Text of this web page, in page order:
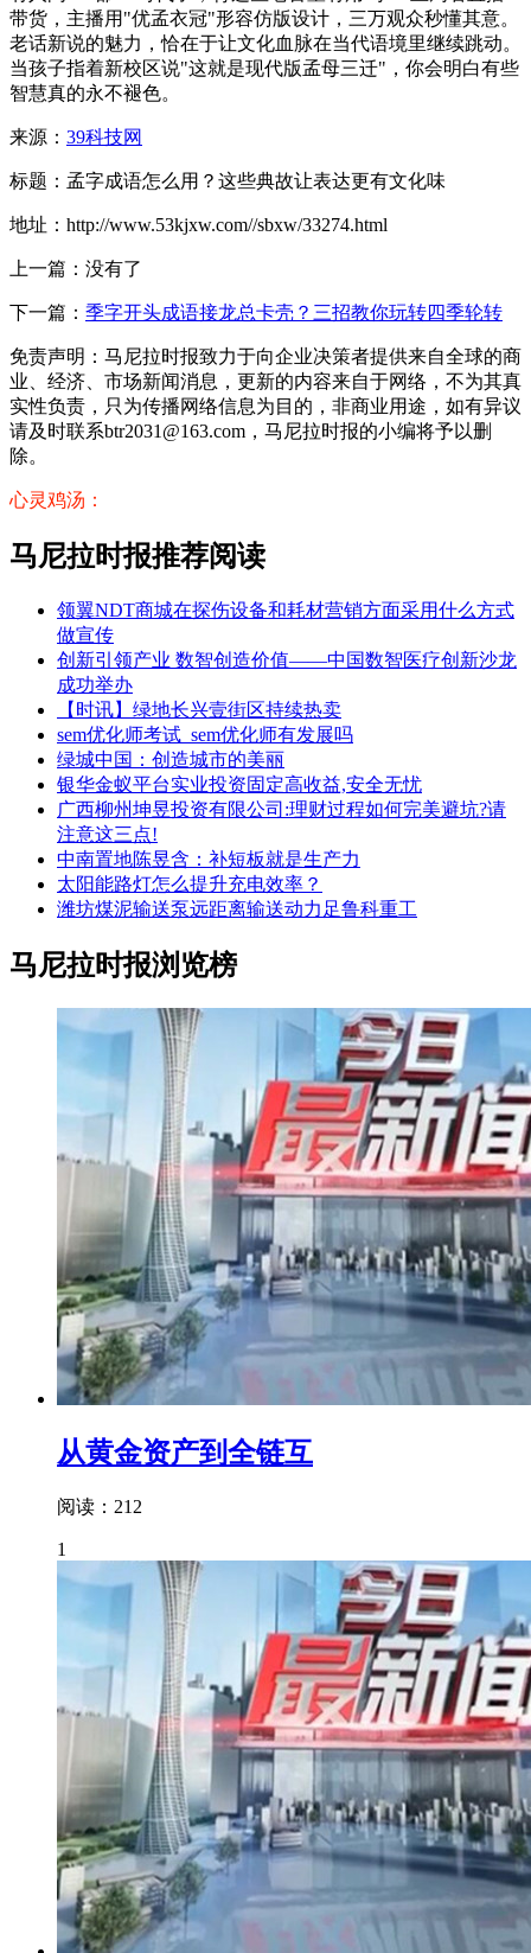
带货，主播用"优孟衣冠"形容仿版设计，三万观众秒懂其意。
老话新说的魅力，恰在于让文化血脉在当代语境里继续跳动。
当孩子指着新校区说"这就是现代版孟母三迁"，你会明白有些
智慧真的永不褪色。
来源： 39科技网
标题：孟字成语怎么用？这些典故让表达更有文化味
地址：http://www.53kjxw.com//sbxw/33274.html
上一篇：没有了
下一篇： 季字开头成语接龙总卡壳？三招教你玩转四季轮转
免责声明：马尼拉时报致力于向企业决策者提供来自全球的商
业、经济、市场新闻消息，更新的内容来自于网络，不为其真
实性负责，只为传播网络信息为目的，非商业用途，如有异议
请及时联系btr2031@163.com，马尼拉时报的小编将予以删
除。
心灵鸡汤：
马尼拉时报推荐阅读
领翼NDT商城在探伤设备和耗材营销方面采用什么方式
做宣传
创新引领产业 数智创造价值——中国数智医疗创新沙龙
成功举办
【时讯】绿地长兴壹街区持续热卖
sem优化师考试_sem优化师有发展吗
绿城中国：创造城市的美丽
银华金蚁平台实业投资固定高收益,安全无忧
广西柳州坤昱投资有限公司:理财过程如何完美避坑?请
注意这三点!
中南置地陈昱含：补短板就是生产力
太阳能路灯怎么提升充电效率？
潍坊煤泥输送泵远距离输送动力足鲁科重工
马尼拉时报浏览榜
从黄金资产到全链互
阅读：212
1